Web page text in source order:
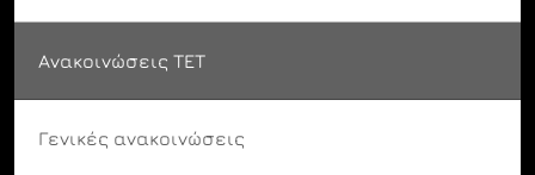
Ανακοινώσεις ΤΕΤ
Γενικές ανακοινώσεις